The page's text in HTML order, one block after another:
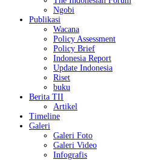
Ngobi
Publikasi
Wacana
Policy Assessment
Policy Brief
Indonesia Report
Update Indonesia
Riset
buku
Berita TII
Artikel
Timeline
Galeri
Galeri Foto
Galeri Video
Infografis